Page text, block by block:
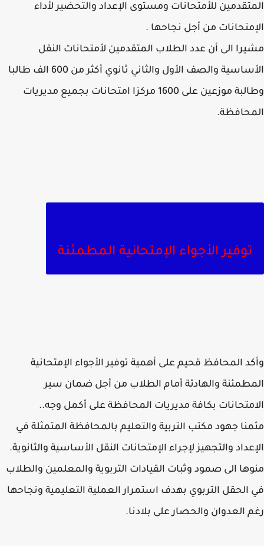
للأمتحانات ومستوى الإعداد والتحضير لأداء
من أجل نجاحها .
الى أن عدد الطلاب المتقدمين لأمتحانات النقل
الأساسية والصف الأول والثاني ثانوي أكثر من 600 الف طالبا
وطالبة موزعين على 1600 مركزا امتحانات بجميع مديريات
توفير الأجواء الإمتحانية المطمئنة
المحافظ قحيم على أهمية توفير الأجواء الإمتحانية
والهادئة أمام الطلاب من أجل ضمان سير
بكافة مديريات المحافظة على أكمل وجه..
جهود مكتب التربية والتعليم بالمحافظة المتمثلة في
والتجهيز لإجراء الإمتحانات النقل الأساسية والثانوية.
الى صمود وثبات القيادات التربوية والمعلمين والطلاب
الحقل التربوي بهدف استمرار العملية التعليمية ونجاحها
العدوان والحصار على بلادنا.